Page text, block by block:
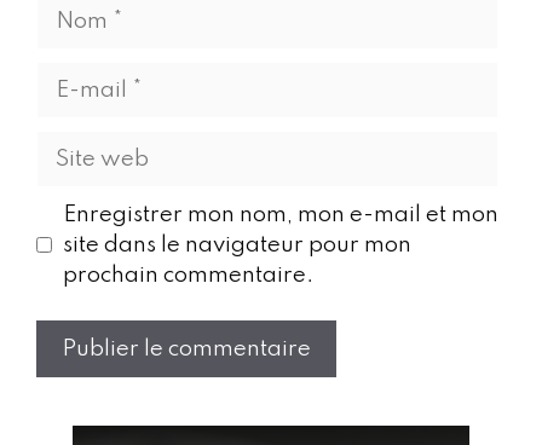
Enregistrer mon nom, mon e-mail et mon
site dans le navigateur pour mon
prochain commentaire.